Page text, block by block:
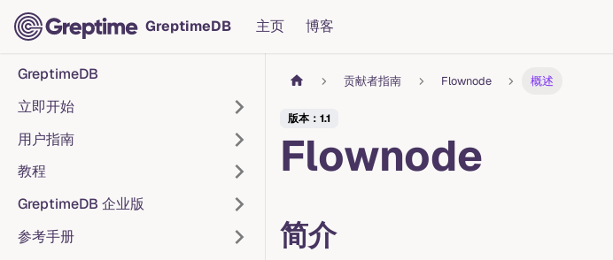
GreptimeDB 主页 博客
GreptimeDB
立即开始
用户指南
教程
GreptimeDB 企业版
参考手册
贡献者指南 Flownode 概述
版本：1.1
Flownode
简介